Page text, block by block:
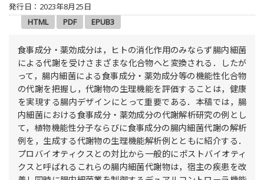
発行日：2023年8月25日
HTML
PDF EPUB3
食事成分・薬効成分は，ヒトの消化作用のみならず腸内細菌
による代謝を受けさまざまな化合物へと変換される．したが
って，腸内細菌による食事成分・薬効成分等の機能性化合物
の代謝を把握し，代謝物の生理機能を評価することは，健康
を実現する腸内デザインにとって重要である．本稿では，腸
内細菌における食事成分・薬効成分の代謝解析研究の例とし
て，植物機能性分子ならびに食事成分の腸内細菌代謝の解析
例を，生成する代謝物の生理機能解析例とともに紹介する．
プロバイオティクスとの対比から一般的にポストバイオティ
クスと呼ばれるこれらの腸内細菌代謝物は，宿主の疾患を改